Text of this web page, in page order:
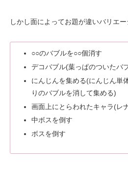
しかし面によってお題が違いバリエー
○○のバブルを○○個消す
デコバブル(葉っぱのついたバ
にんじんを集める(にんじん単
りのバブルを消して集める)
画面上にとらわれたキャラ(レ
中ボスを倒す
ボスを倒す